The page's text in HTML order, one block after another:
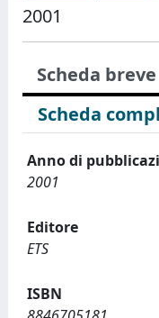
2001
Scheda breve
Scheda
Anno di
2001
Editore
ETS
ISBN